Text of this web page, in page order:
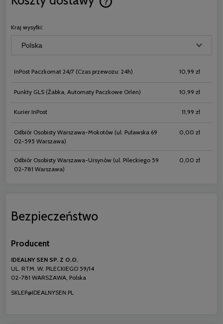
Cena nie zawiera ewentualnych
Kraj wysyłki:
InPost Paczkomat 24/7 (Czas przewozu: 24h) 10,99 zł
Punkty GLS (Żabka, Automaty Paczkowe Orlen) 10,99 zł
Kurier InPost 11,99 zł
Odbiór Osobisty Warszawa-Mokotów (ul. Puławska 69
02-595 Warszawa)
0,00 zł
Odbiór Osobisty Warszawa-Ursynów (ul. Pileckiego 59
02-781 Warszawa)
0,00 zł
Bezpieczeństwo
Producent
IDEALNY SEN SP. Z O.O.
UL. RTM. W. PILECKIEGO 59/14
02-781 WARSZAWA, Polska
SKLEP@IDEALNYSEN.PL